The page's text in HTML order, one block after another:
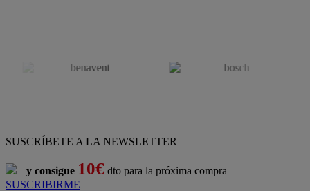
SUSCRÍBETE A LA NEWSLETTER
y consigue 10€ dto para la próxima compra
SUSCRIBIRME